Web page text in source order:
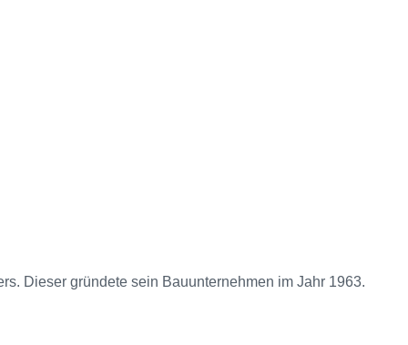
Dieser gründete sein Bauunternehmen im Jahr 1963.